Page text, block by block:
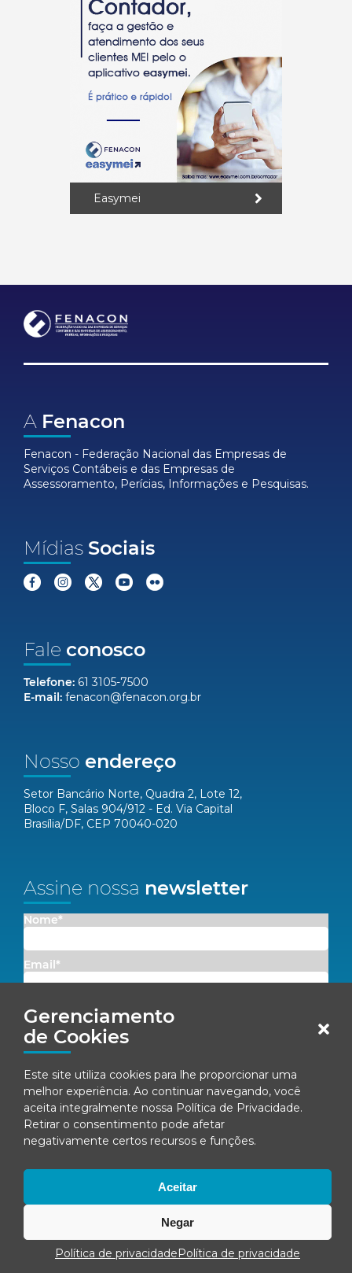
Gerenciamento
de Cookies
Este site utiliza cookies para lhe proporcionar uma
melhor experiência. Ao continuar navegando, você
aceita integralmente nossa Política de Privacidade.
Retirar o consentimento pode afetar
negativamente certos recursos e funções.
Aceitar
Negar
Política de privacidadePolítica de privacidade
Easymei
A Fenacon
Fenacon - Federação Nacional das Empresas de
Serviços Contábeis e das Empresas de
Assessoramento, Perícias, Informações e Pesquisas.
Mídias Sociais
Fale conosco
Telefone: 61 3105-7500
E-mail: fenacon@fenacon.org.br
Nosso endereço
Setor Bancário Norte, Quadra 2, Lote 12,
Bloco F, Salas 904/912 - Ed. Via Capital
Brasília/DF, CEP 70040-020
Assine nossa newsletter
Nome*
Email*
Concordo em receber comunicações da Fenacon.
Ao se inscrever, você concorda com nossa Política de Privacidade
Todos os direitos reservados.
Política de privacidade